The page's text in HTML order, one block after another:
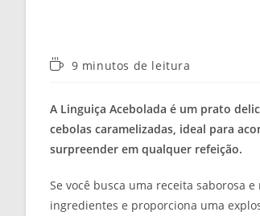
Tempo9 minutos de leitura
A Linguiça Acebolada é um prato
cebolas caramelizadas, ideal para
surpreender em qualquer refeição.
Se você busca uma receita saborosa e
ingredientes e proporciona uma